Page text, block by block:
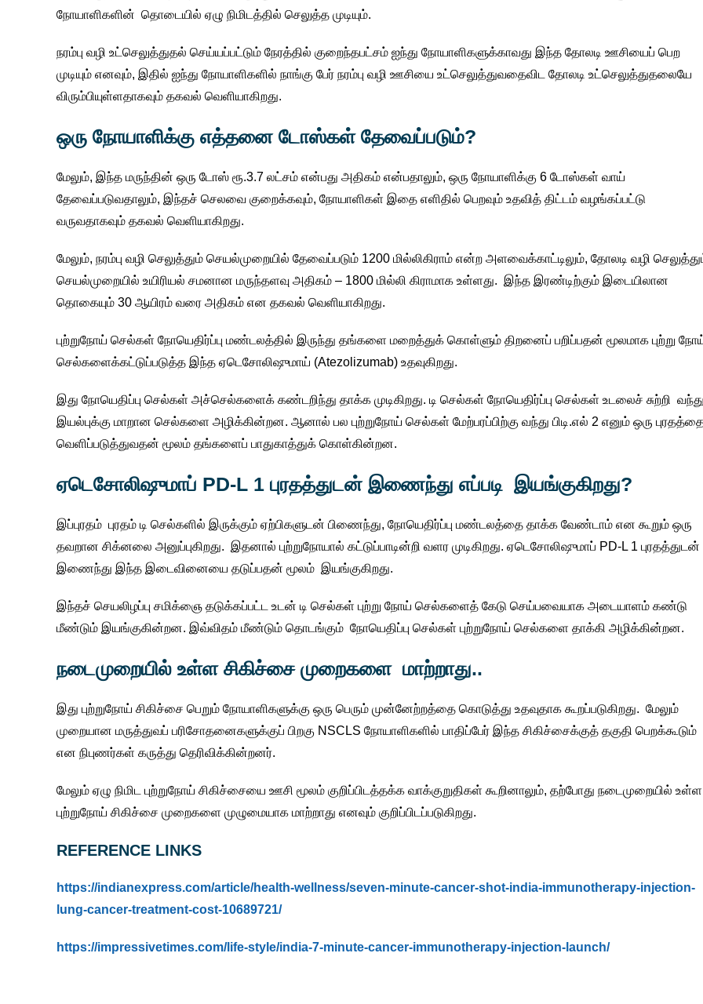
நோயாளிகளின் தொடையில் ஏழு நிமிடத்தில் செலுத்த முடியும்.
நரம்பு வழி உட்செலுத்துதல் செய்யப்பட்டும் நேரத்தில் குறைந்தபட்சம் ஐந்து நோயாளிகளுக்காவது இந்த தோலடி ஊசியைப் பெற
முடியும் எனவும், இதில் ஐந்து நோயாளிகளில் நாங்கு பேர் நரம்பு வழி ஊசியை உட்செலுத்துவதைவிட தோலடி உட்செலுத்துதலையே
விரும்பியுள்ளதாகவும் தகவல் வெளியாகிறது.
ஒரு நோயாளிக்கு எத்தனை டோஸ்கள் தேவைப்படும்?
மேலும், இந்த மருந்தின் ஒரு டோஸ் ரூ.3.7 லட்சம் என்பது அதிகம் என்பதாலும், ஒரு நோயாளிக்கு 6 டோஸ்கள் வாய்
தேவைப்படுவதாலும், இந்தச் செலவை குறைக்கவும், நோயாளிகள் இதை எளிதில் பெறவும் உதவித் திட்டம் வழங்கப்பட்டு
வருவதாகவும் தகவல் வெளியாகிறது.
மேலும், நரம்பு வழி செலுத்தும் செயல்முறையில் தேவைப்படும் 1200 மில்லிகிராம் என்ற அளவைக்காட்டிலும், தோலடி வழி
செயல்முறையில் உயிரியல் சமனான மருந்தளவு அதிகம் – 1800 மில்லி கிராமாக உள்ளது. இந்த இரண்டிற்கும் இடையிலான
தொகையும் 30 ஆயிரம் வரை அதிகம் என தகவல் வெளியாகிறது.
புற்றுநோய் செல்கள் நோயெதிர்ப்பு மண்டலத்தில் இருந்து தங்களை மறைத்துக் கொள்ளும் திறனைப் பறிப்பதன் மூலமாக புற்று
செல்களைக்கட்டுப்படுத்த இந்த ஏடெசோலிஷுமாய் (Atezolizumab) உதவுகிறது.
இது நோயெதிப்பு செல்கள் அச்செல்களைக் கண்டறிந்து தாக்க முடிகிறது. டி செல்கள் நோயெதிர்ப்பு செல்கள் உடலைச் சுற்றி
இயல்புக்கு மாறான செல்களை அழிக்கின்றன. ஆனால் பல புற்றுநோய் செல்கள் மேற்பரப்பிற்கு வந்து பிடி.எல் 2 எனும் ஒரு
வெளிப்படுத்துவதன் மூலம் தங்களைப் பாதுகாத்துக் கொள்கின்றன.
ஏடெசோலிஷுமாப் PD-L 1 புரதத்துடன் இணைந்து எப்படி இயங்குகிறது?
இப்புரதம் புரதம் டி செல்களில் இருக்கும் ஏற்பிகளுடன் பிணைந்து, நோயெதிர்ப்பு மண்டலத்தை தாக்க வேண்டாம் என கூறும் ஒரு
தவறான சிக்னலை அனுப்புகிறது. இதனால் புற்றுநோயால் கட்டுப்பாடின்றி வளர முடிகிறது. ஏடெசோலிஷுமாப் PD-L 1 புரதத்துடன்
இணைந்து இந்த இடைவினையை தடுப்பதன் மூலம் இயங்குகிறது.
இந்தச் செயலிழப்பு சமிக்ஞை தடுக்கப்பட்ட உடன் டி செல்கள் புற்று நோய் செல்களைத் கேடு செய்பவையாக அடையாளம் கண்டு
மீண்டும் இயங்குகின்றன. இவ்விதம் மீண்டும் தொடங்கும் நோயெதிப்பு செல்கள் புற்றுநோய் செல்களை தாக்கி அழிக்கின்றன.
நடைமுறையில் உள்ள சிகிச்சை முறைகளை மாற்றாது..
இது புற்றுநோய் சிகிச்சை பெறும் நோயாளிகளுக்கு ஒரு பெரும் முன்னேற்றத்தை கொடுத்து உதவுதாக கூறப்படுகிறது. மேலும்
முறையான மருத்துவப் பரிசோதனைகளுக்குப் பிறகு NSCLS நோயாளிகளில் பாதிப்பேர் இந்த சிகிச்சைக்குத் தகுதி பெறக்கூடும்
என நிபுணர்கள் கருத்து தெரிவிக்கின்றனர்.
மேலும் ஏழு நிமிட புற்றுநோய் சிகிச்சையை ஊசி மூலம் குறிப்பிடத்தக்க வாக்குறுதிகள் கூறினாலும், தற்போது நடைமுறையில் உள்ள
புற்றுநோய் சிகிச்சை முறைகளை முழுமையாக மாற்றாது எனவும் குறிப்பிடப்படுகிறது.
REFERENCE LINKS
https://indianexpress.com/article/health-wellness/seven-minute-cancer-shot-india-immunotherapy-injection-
lung-cancer-treatment-cost-10689721/
https://impressivetimes.com/life-style/india-7-minute-cancer-immunotherapy-injection-launch/